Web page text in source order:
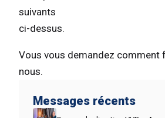
suivants
ci-dessus.
Vous vous demandez comment
nous.
Messages récents